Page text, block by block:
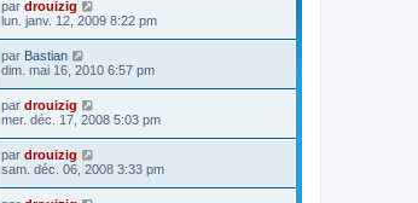
par drouizig
lun. janv. 12, 2009 8:22 pm
par Bastian
dim. mai 16, 2010 6:57 pm
par drouizig
mer. déc. 17, 2008 5:03 pm
par drouizig
sam. déc. 06, 2008 3:33 pm